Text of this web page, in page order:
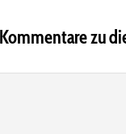
Kommentare zu